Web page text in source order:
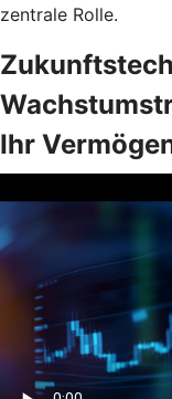
zentrale Rolle.
Ihr